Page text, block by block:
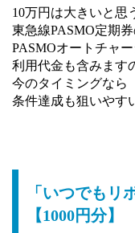
10万円は大きいと思
東急線PASMO定期
PASMOオートチャ
利用代金も含みます
今のタイミングなら
条件達成も狙いやす
「いつでもリ
【1000円分】